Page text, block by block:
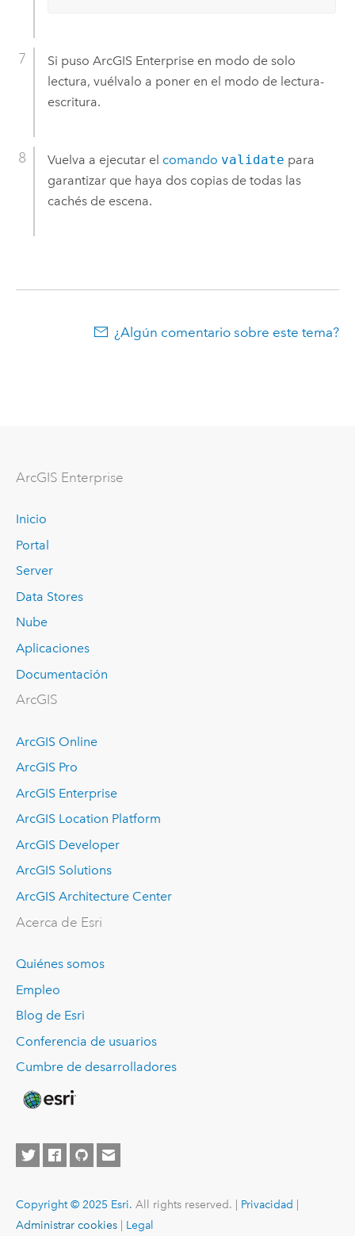
Si puso ArcGIS Enterpriseen modo de solo
lectura, vuélvalo a poner en el modo de lectura-
escritura.
Vuelva a ejecutar el comando validate para
garantizar que haya dos copias de todas las
cachés de escena.
¿Algún comentario sobre este tema?
ArcGIS Enterprise
Inicio
Portal
Server
Data Stores
Nube
Aplicaciones
Documentación
ArcGIS
ArcGIS Online
ArcGIS Pro
ArcGIS Enterprise
ArcGIS Location Platform
ArcGIS Developer
ArcGIS Solutions
ArcGIS Architecture Center
Acerca de Esri
Quiénes somos
Empleo
Blog de Esri
Conferencia de usuarios
Cumbre de desarrolladores
Copyright © 2025 Esri. All rights reserved. | Privacidad
Administrar cookies
Legal